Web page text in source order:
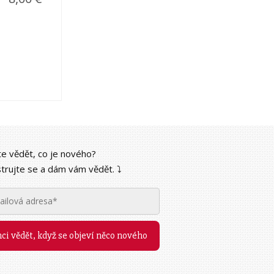
vědět, co je nového?
se a dám vám vědět. ⤵︎
vědět, když se objeví něco nového